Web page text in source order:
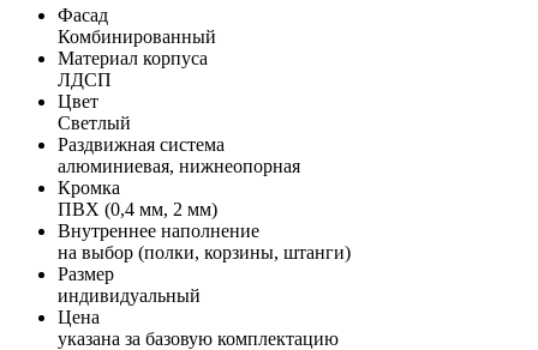
Фасад
Комбинированный
Материал корпуса
ЛДСП
Цвет
Светлый
Раздвижная система
алюминиевая, нижнеопорная
Кромка
ПВХ (0,4 мм, 2 мм)
Внутреннее наполнение
на выбор (полки, корзины, штанги)
Размер
индивидуальный
Цена
указана за базовую комплектацию